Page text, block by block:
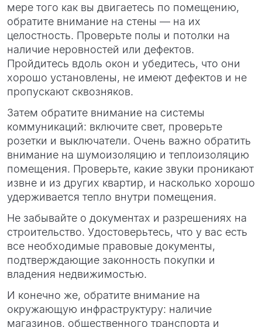
мере того как вы двигаетесь по помещению,
обратите внимание на стены — на их
целостность. Проверьте полы и потолки на
наличие неровностей или дефектов.
Пройдитесь вдоль окон и убедитесь, что они
хорошо установлены, не имеют дефектов и не
пропускают сквозняков.
Затем обратите внимание на системы
коммуникаций: включите свет, проверьте
розетки и выключатели. Очень важно обратить
внимание на шумоизоляцию и теплоизоляцию
помещения. Проверьте, какие звуки проникают
извне и из других квартир, и насколько хорошо
удерживается тепло внутри помещения.
Не забывайте о документах и разрешениях на
строительство. Удостоверьтесь, что у вас есть
все необходимые правовые документы,
подтверждающие законность покупки и
владения недвижимостью.
И конечно же, обратите внимание на
окружающую инфраструктуру: наличие
магазинов, общественного транспорта и